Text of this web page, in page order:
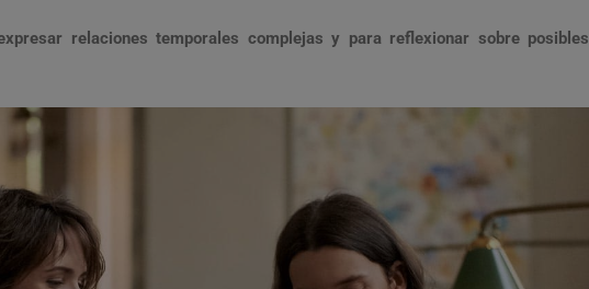
relaciones temporales complejas y para reflexionar sobre posibles